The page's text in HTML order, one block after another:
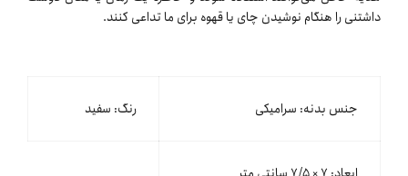
داشتنی را هنگام نوشیدن چای یا قهوه برای ما تداعی کنند.
جنس بدنه: سرامیکی رنگ: سفید